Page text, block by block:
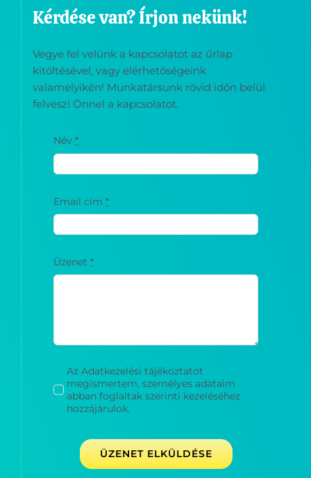
Vegye fel velünk a kapcsolatot az űrlap
valamelyikén! Munkatársunk rövid időn belül
felveszi Önnel a kapcsolatot.
Név*
Email cím
Üzenet
abban foglaltak szerinti kezeléséhez
hozzájárulok.